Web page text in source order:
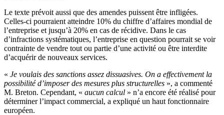
Le texte prévoit aussi que des amendes puissent être infligées.
Celles-ci pourraient atteindre 10% du chiffre d’affaires mondial de
l’entreprise et jusqu’à 20% en cas de récidive. Dans le cas
d’infractions systématiques, l’entreprise en question pourrait se voir
contrainte de vendre tout ou partie d’une activité ou être interdite
d’acquérir de nouveaux services.
« Je voulais des sanctions assez dissuasives. On a effectivement la
possibilité d’imposer des mesures plus structurelles », a commenté
M. Breton. Cependant, « aucun calcul » n’a encore été réalisé pour
déterminer l’impact commercial, a expliqué un haut fonctionnaire
européen.